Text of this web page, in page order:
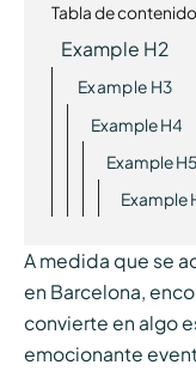
Tabla de
Example H2
Example H3
Example H4
Example H5
Example
A medida que se
en Barcelona,
convierte en algo
emocionante